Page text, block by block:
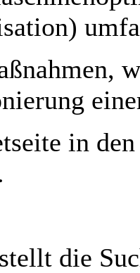
in
die